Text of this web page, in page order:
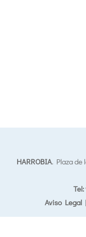
HARROBIA. Plaza de
Aviso Legal|